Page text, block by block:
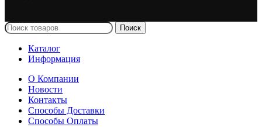
Поиск
Каталог
Информация
О Компании
Новости
Контакты
Способы Доставки
Способы Оплаты